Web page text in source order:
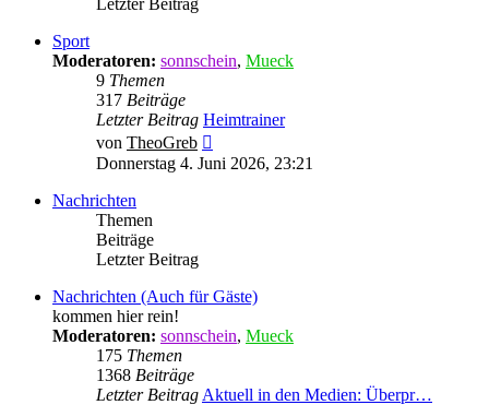
Sport
Moderatoren: sonnschein, Mueck
9 Themen
317 Beiträge
Letzter Beitrag Heimtrainer
von TheoGreb
Beitrag
Donnerstag 4. Juni 2026, 23:21
Nachrichten
Themen
Beiträge
Letzter Beitrag
Nachrichten (Auch für Gäste)
kommen hier rein!
Moderatoren: sonnschein, Mueck
175 Themen
1368 Beiträge
Letzter Beitrag Aktuell in den Medien: Überpr…